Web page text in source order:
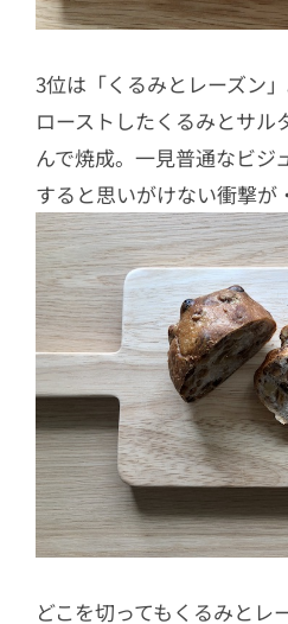
3位は「くるみとレーズン
ローストしたくるみとサル
んで焼成。一見普通なビジ
すると思いがけない衝撃が
どこを切ってもくるみとレ